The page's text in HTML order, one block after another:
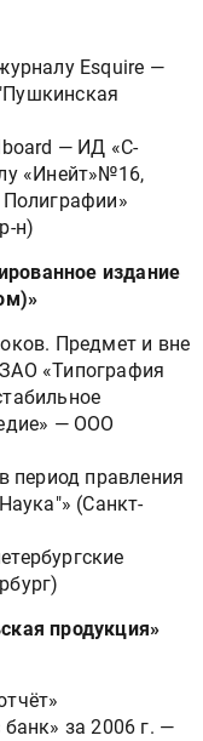
Esquire —
— ИД «C-
«Инейт»№16,
н)
издание
Предмет и вне
«Типография
— ООО
период правления
(Санкт-
продукция»
за 2006 г. —